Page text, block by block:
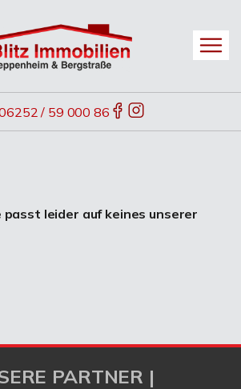
/ 59 000 86
passt leider auf keines unserer
PARTNER |